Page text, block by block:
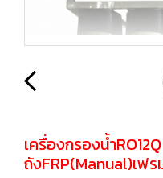
เครื่องกรองน้ำ
ถังFRP(Manual)เฟ